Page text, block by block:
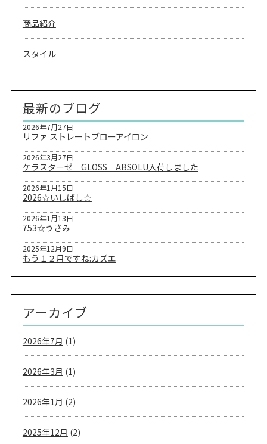
商品紹介
スタイル
最新のブログ
リファ ストレートブローアイロン
2026年7月27日
ケラスターゼ GLOSS ABSOLU入荷しました
2026年3月27日
2026☆いしばし☆
2026年1月15日
753☆うさみ
2026年1月13日
もう１２月ですね:カズエ
2025年12月9日
アーカイブ
2026年7月 (1)
2026年3月 (1)
2026年1月 (2)
2025年12月 (2)